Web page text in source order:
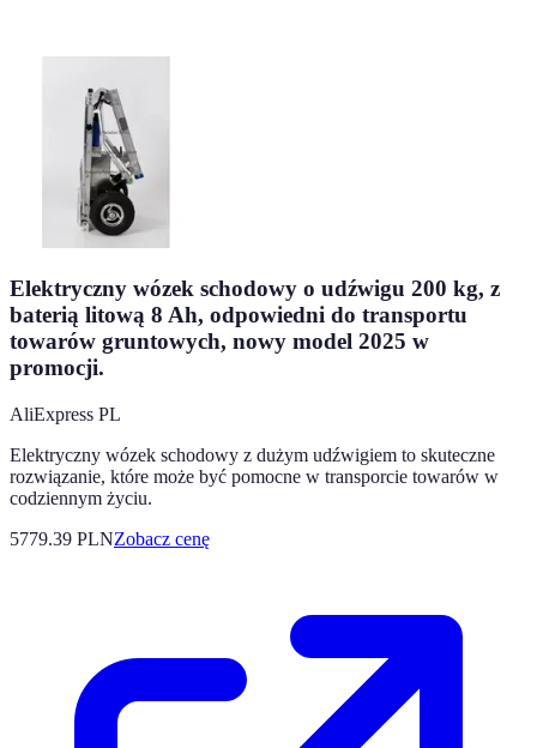
Elektryczny wózek schodowy o udźwigu 200 kg, z
baterią litową 8 Ah, odpowiedni do transportu
towarów gruntowych, nowy model 2025 w
promocji.
AliExpress PL
Elektryczny wózek schodowy z dużym udźwigiem to skuteczne
rozwiązanie, które może być pomocne w transporcie towarów w
codziennym życiu.
5779.39 PLNZobacz cenę